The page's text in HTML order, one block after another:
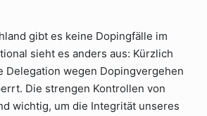
gibt es keine Dopingfälle im
sieht es anders aus: Kürzlich
Delegation wegen Dopingvergehen
Die strengen Kontrollen von
wichtig, um die Integrität unseres